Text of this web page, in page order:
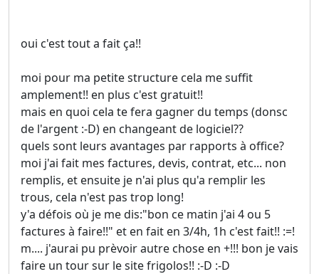
oui c'est tout a fait ça!!
moi pour ma petite structure cela me suffit
amplement!! en plus c'est gratuit!!
mais en quoi cela te fera gagner du temps (donsc
de l'argent :-D) en changeant de logiciel??
quels sont leurs avantages par rapports à office?
moi j'ai fait mes factures, devis, contrat, etc... non
remplis, et ensuite je n'ai plus qu'a remplir les
trous, cela n'est pas trop long!
y'a défois où je me dis:"bon ce matin j'ai 4 ou 5
factures à faire!!" et en fait en 3/4h, 1h c'est fait!! :=!
m.... j'aurai pu prèvoir autre chose en +!!! bon je vais
faire un tour sur le site frigolos!! :-D :-D